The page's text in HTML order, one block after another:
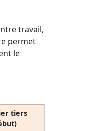
travail,
permet
le
tiers